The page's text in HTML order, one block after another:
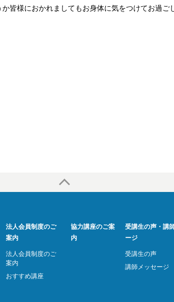
皆様におかれましてもお身体に気をつけてお過ご
法人会員制度のご
案内
法人会員制度のご
案内
おすすめ講座
協力講座のご案
内
受講生の声・講
ージ
受講生の声
講師メッセージ